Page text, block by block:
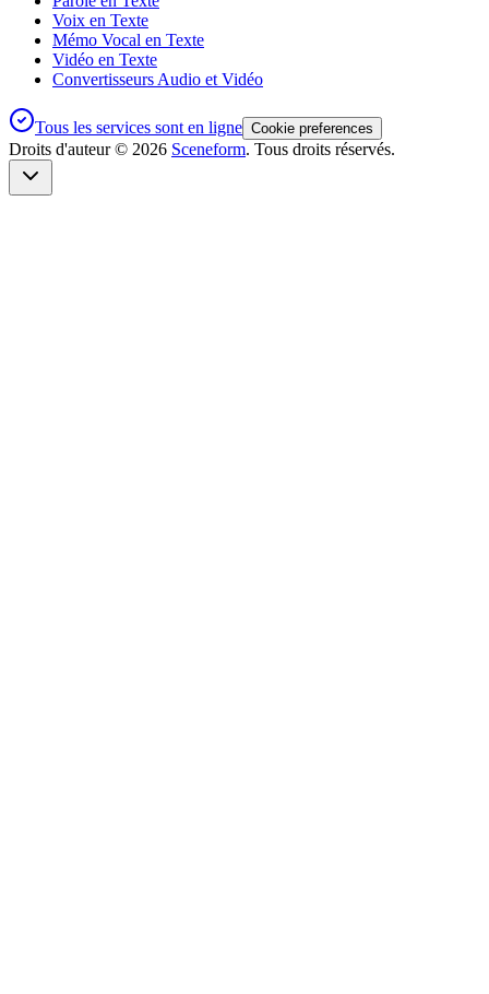
Voix en Texte
Mémo Vocal en Texte
Vidéo en Texte
Convertisseurs Audio et Vidéo
Tous les services sont en ligne Cookie preferences
Droits d'auteur © 2026 Sceneform. Tous droits réservés.